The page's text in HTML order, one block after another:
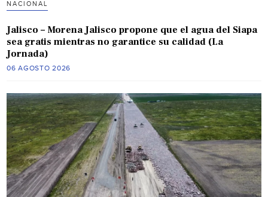
NACIONAL
Jalisco – Morena Jalisco propone que el agua del Siapa
sea gratis mientras no garantice su calidad (La
Jornada)
06 AGOSTO 2026